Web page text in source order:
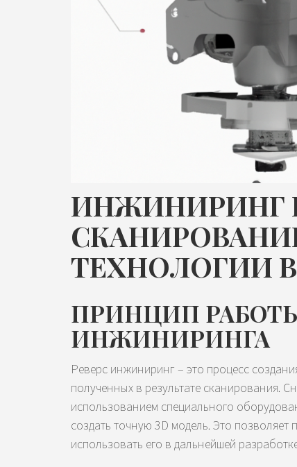
ИНЖИНИРИНГ
ТЕХНОЛОГИИ
ПРИНЦИП
ИНЖИНИРИНГА
Реверс инжиниринг – это процесс
полученных в результате сканирования.
использованием специального
создать точную 3D модель. Это позволяет
использовать его в дальнейшей